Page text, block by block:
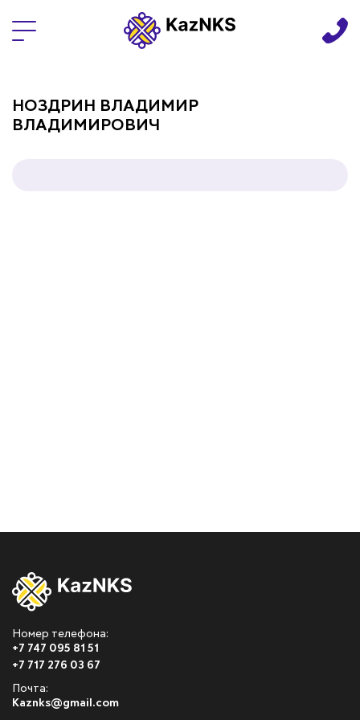
НОЗДРИН ВЛАДИМИР
ВЛАДИМИРОВИЧ
Номер телефона:
+7 747 095 81 51
+7 717 276 03 67
Почта:
Kaznks@gmail.com